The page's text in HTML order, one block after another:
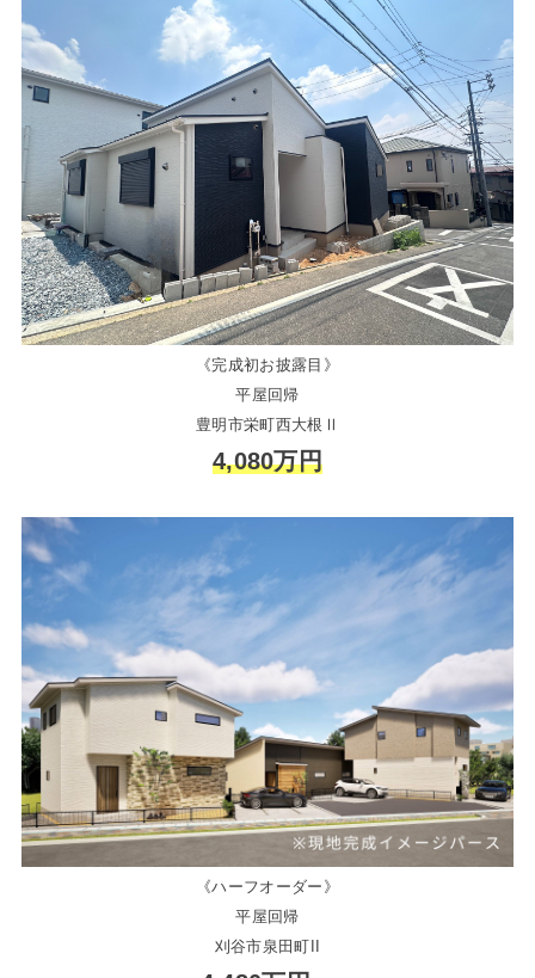
《完成初お披露目》
平屋回帰
豊明市栄町西大根Ⅱ
4,080万円
《ハーフオーダー》
平屋回帰
刈谷市泉田町II